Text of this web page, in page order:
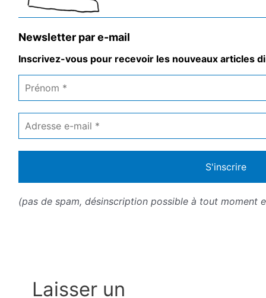
Newsletter par e-mail
Inscrivez-vous pour recevoir les nouveaux articles
Prénom
Adresse
e-
mail
*
(pas de spam, désinscription possible à tout moment
Laisser un